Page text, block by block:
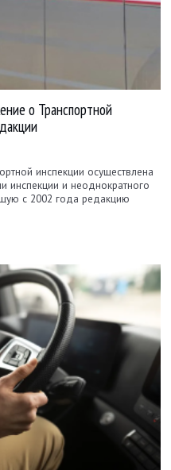
о Транспортной
инспекции осуществлена
инспекции и неоднократного
с 2002 года редакцию